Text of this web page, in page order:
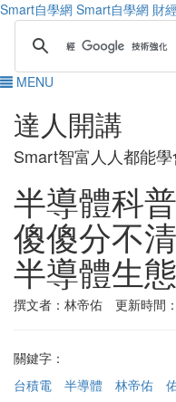
Smart自學網 Smart自學網 財
MENU
達人開講
Smart智富人人都能
半導體科
傻傻分不
半導體生態
撰文者：林帝佑 更新時間
關鍵字：
台積電
半導體 林帝佑